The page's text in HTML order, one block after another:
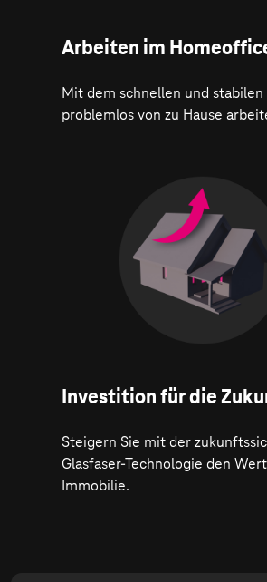
Arbeiten im
Mit dem schnellen und
problemlos von zu Hause
Investition für die
Steigern Sie mit der
Glasfaser-Technologie den
Immobilie.